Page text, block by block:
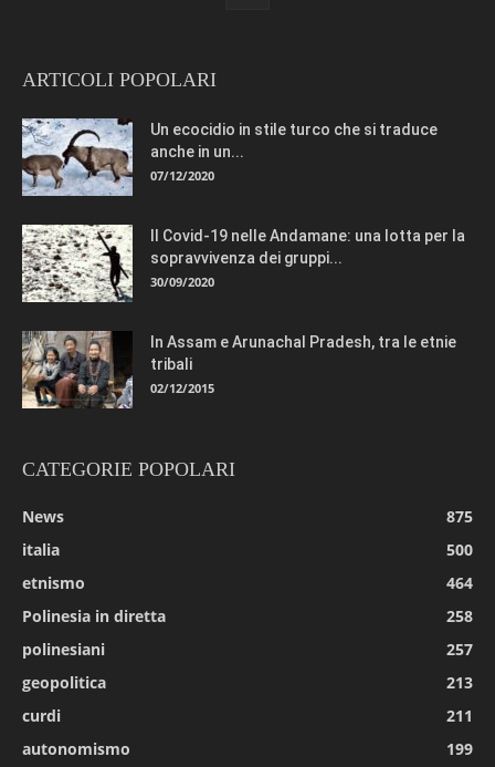
ARTICOLI POPOLARI
Un ecocidio in stile turco che si traduce
anche in un...
07/12/2020
Il Covid-19 nelle Andamane: una lotta per la
sopravvivenza dei gruppi...
30/09/2020
In Assam e Arunachal Pradesh, tra le etnie
tribali
02/12/2015
CATEGORIE POPOLARI
News
875
italia
500
etnismo
464
Polinesia in diretta
258
polinesiani
257
geopolitica
213
curdi
211
autonomismo
199